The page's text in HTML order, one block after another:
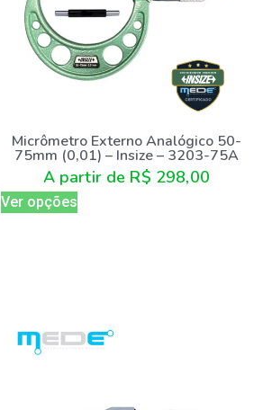
Micrômetro Externo Analógico 50-
75mm (0,01) – Insize – 3203-75A
A partir de R$ 298,00
Ver opções